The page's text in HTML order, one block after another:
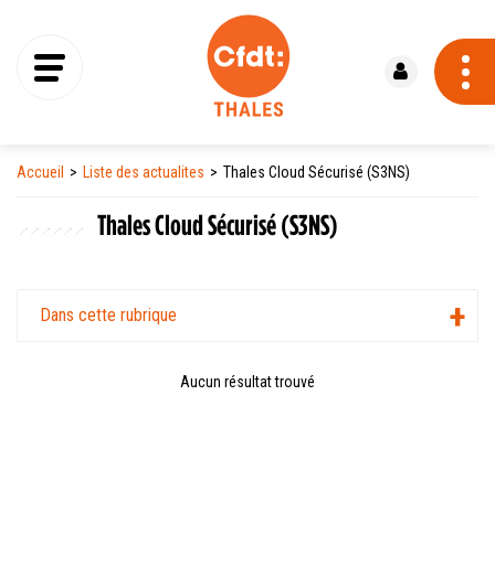
Accueil Liste des actualites Thales Cloud Sécurisé (S3NS)
Thales Cloud Sécurisé (S3NS)
Dans cette rubrique
Aucun résultat trouvé